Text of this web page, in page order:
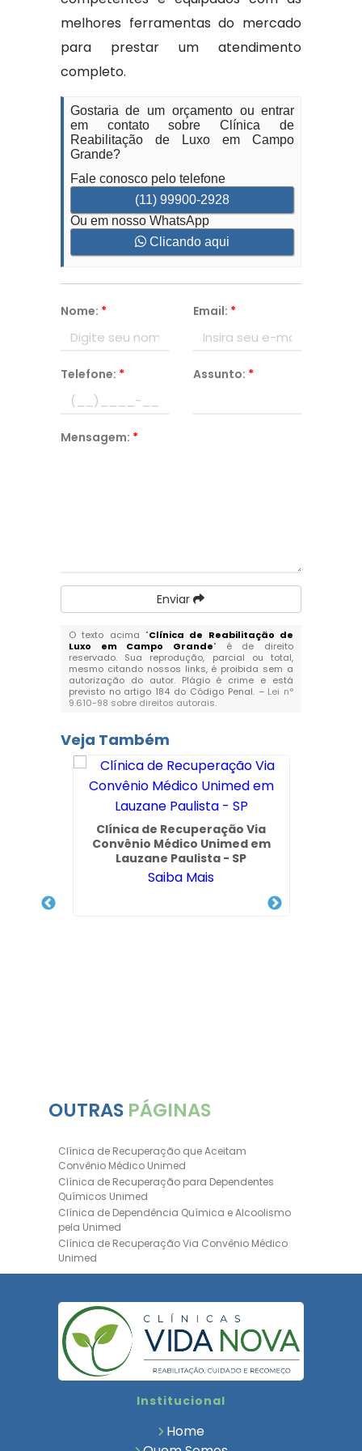
melhores ferramentas do mercado
para prestar um atendimento
completo.
Gostaria de um orçamento ou entrar
em contato sobre Clínica de
Reabilitação de Luxo em Campo
Grande?
Fale conosco pelo telefone
(11) 99900-2928
Ou em nosso WhatsApp
Clicando aqui
Nome: * Email: *
Telefone: * Assunto: *
Mensagem: *
Enviar
O texto acima "Clínica de Reabilitação de
Luxo em Campo Grande" é de direito
reservado. Sua reprodução, parcial ou total,
mesmo citando nossos links, é proibida sem a
autorização do autor. Plágio é crime e está
previsto no artigo 184 do Código Penal. – Lei n°
9.610-98 sobre direitos autorais.
Veja Também
Clínica de Recuperação Via
Convênio Médico Unimed em
Lauzane Paulista - SP
Saiba Mais
OUTRAS PÁGINAS
Clínica de Recuperação que Aceitam
Convênio Médico Unimed
Clínica de Recuperação para Dependentes
Químicos Unimed
Clínica de Dependência Química e Alcoolismo
pela Unimed
Clínica de Recuperação Via Convênio Médico
Unimed
Clínica de Recuperação Convênio Bradesco
Bradesco Saúde
Hospital Psiquiátrico para Dependentes
Químicos Unimed
Internação Unimed para Dependentes
Químicos
Bradesco SaúdeInstitucional
Home